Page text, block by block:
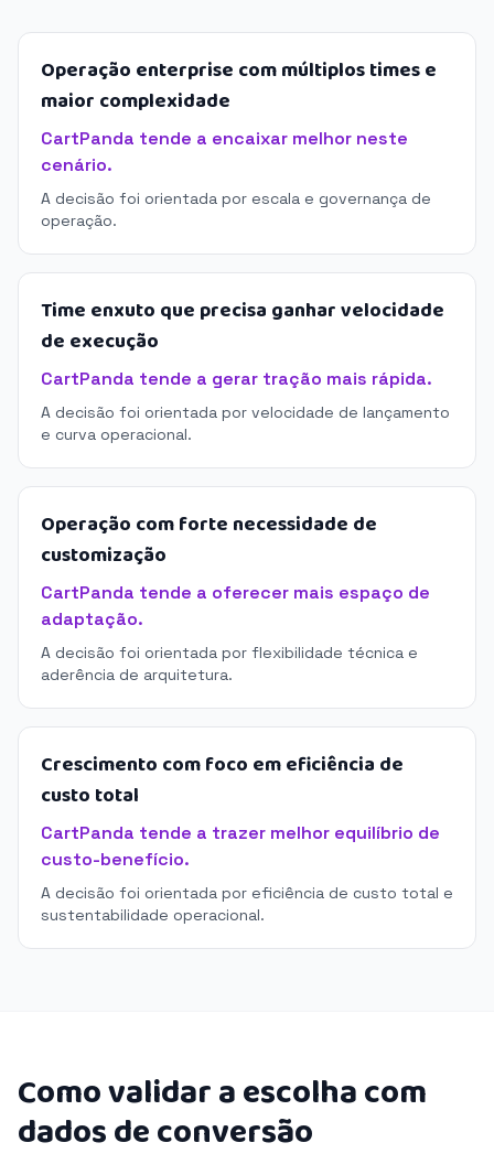
Operação enterprise com múltiplos times e
maior complexidade
CartPanda tende a encaixar melhor neste
cenário.
A decisão foi orientada por escala e governança de
operação.
Time enxuto que precisa ganhar velocidade
de execução
CartPanda tende a gerar tração mais rápida.
A decisão foi orientada por velocidade de lançamento
e curva operacional.
Operação com forte necessidade de
customização
CartPanda tende a oferecer mais espaço de
adaptação.
A decisão foi orientada por flexibilidade técnica e
aderência de arquitetura.
Crescimento com foco em eficiência de
custo total
CartPanda tende a trazer melhor equilíbrio de
custo-benefício.
A decisão foi orientada por eficiência de custo total e
sustentabilidade operacional.
Como validar a escolha com
dados de conversão